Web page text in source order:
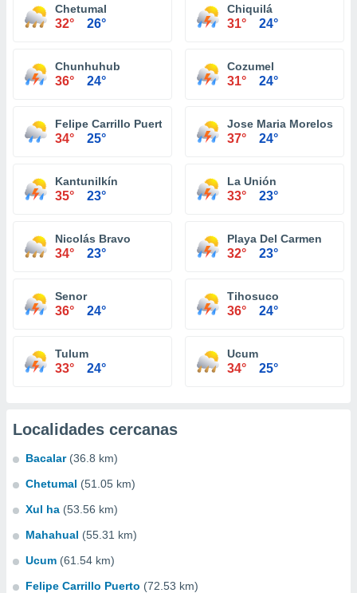
Chetumal
32° 26°
Chiquilá
31° 24°
Chunhuhub
36° 24°
Cozumel
31° 24°
Felipe Carrillo Puerto
34° 25°
Jose Maria Morelos
37° 24°
Kantunilkín
35° 23°
La Unión
33° 23°
Nicolás Bravo
34° 23°
Playa Del Carmen
32° 23°
Senor
36° 24°
Tihosuco
36° 24°
Tulum
33° 24°
Ucum
34° 25°
Localidades cercanas
Bacalar (36.8 km)
Chetumal (51.05 km)
Xul ha (53.56 km)
Mahahual (55.31 km)
Ucum (61.54 km)
Felipe Carrillo Puerto (72.53 km)